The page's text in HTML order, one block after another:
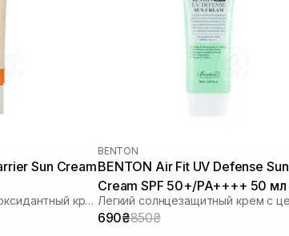
Sun Cream
Солнцезащитный антиоксидантный крем
BENTON
BENTON Air Fit UV Defense Sun
Cream SPF 50+/PA++++ 50 мл
690₴850₴